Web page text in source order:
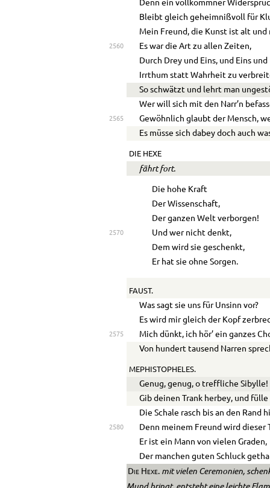
Denn ein vollkommner
Bleibt gleich geheimnißvoll für
Mein Freund, die Kunst ist alt und
2560
Es war die Art zu allen Zeiten,
Durch Drey und Eins, und Eins und
Irrthum statt Wahrheit zu
So schwätzt und lehrt man
Wer will sich mit den Narr’n
2565
Gewöhnlich glaubt der Mensch,
Es müsse sich dabey doch auch
DIE HEXE
fährt fort.
Die hohe Kraft
Der Wissenschaft,
Der ganzen Welt verborgen!
2570
Und wer nicht denkt,
Dem wird sie geschenkt,
Er hat sie ohne Sorgen.
FAUST.
Was sagt sie uns für Unsinn vor?
Es wird mir gleich der Kopf
2575
Mich dünkt, ich hör’ ein ganzes
Von hundert tausend Narren
MEPHISTOPHELES.
Genug, genug, o treffliche Sibylle!
Gib deinen Trank herbey, und fülle
Die Schale rasch bis an den Rand
2580
Denn meinem Freund wird dieser
Er ist ein Mann von vielen Graden,
Der manchen guten Schluck
Die Hexe.mit vielen Ceremonien,